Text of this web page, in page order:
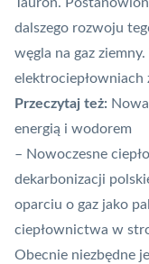
Tauron.
dalszego rozwoju
węgla na gaz
elektrociepłowniach
Przeczytaj też:
energią i wodorem
– Nowoczesne
dekarbonizacji
oparciu o gaz jako
ciepłownictwa w
Obecnie niezbędne